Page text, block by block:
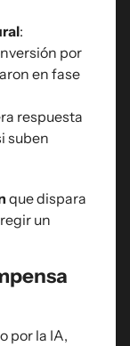
:
por
en fase
respuesta
suben
que dispara
un
por la IA,